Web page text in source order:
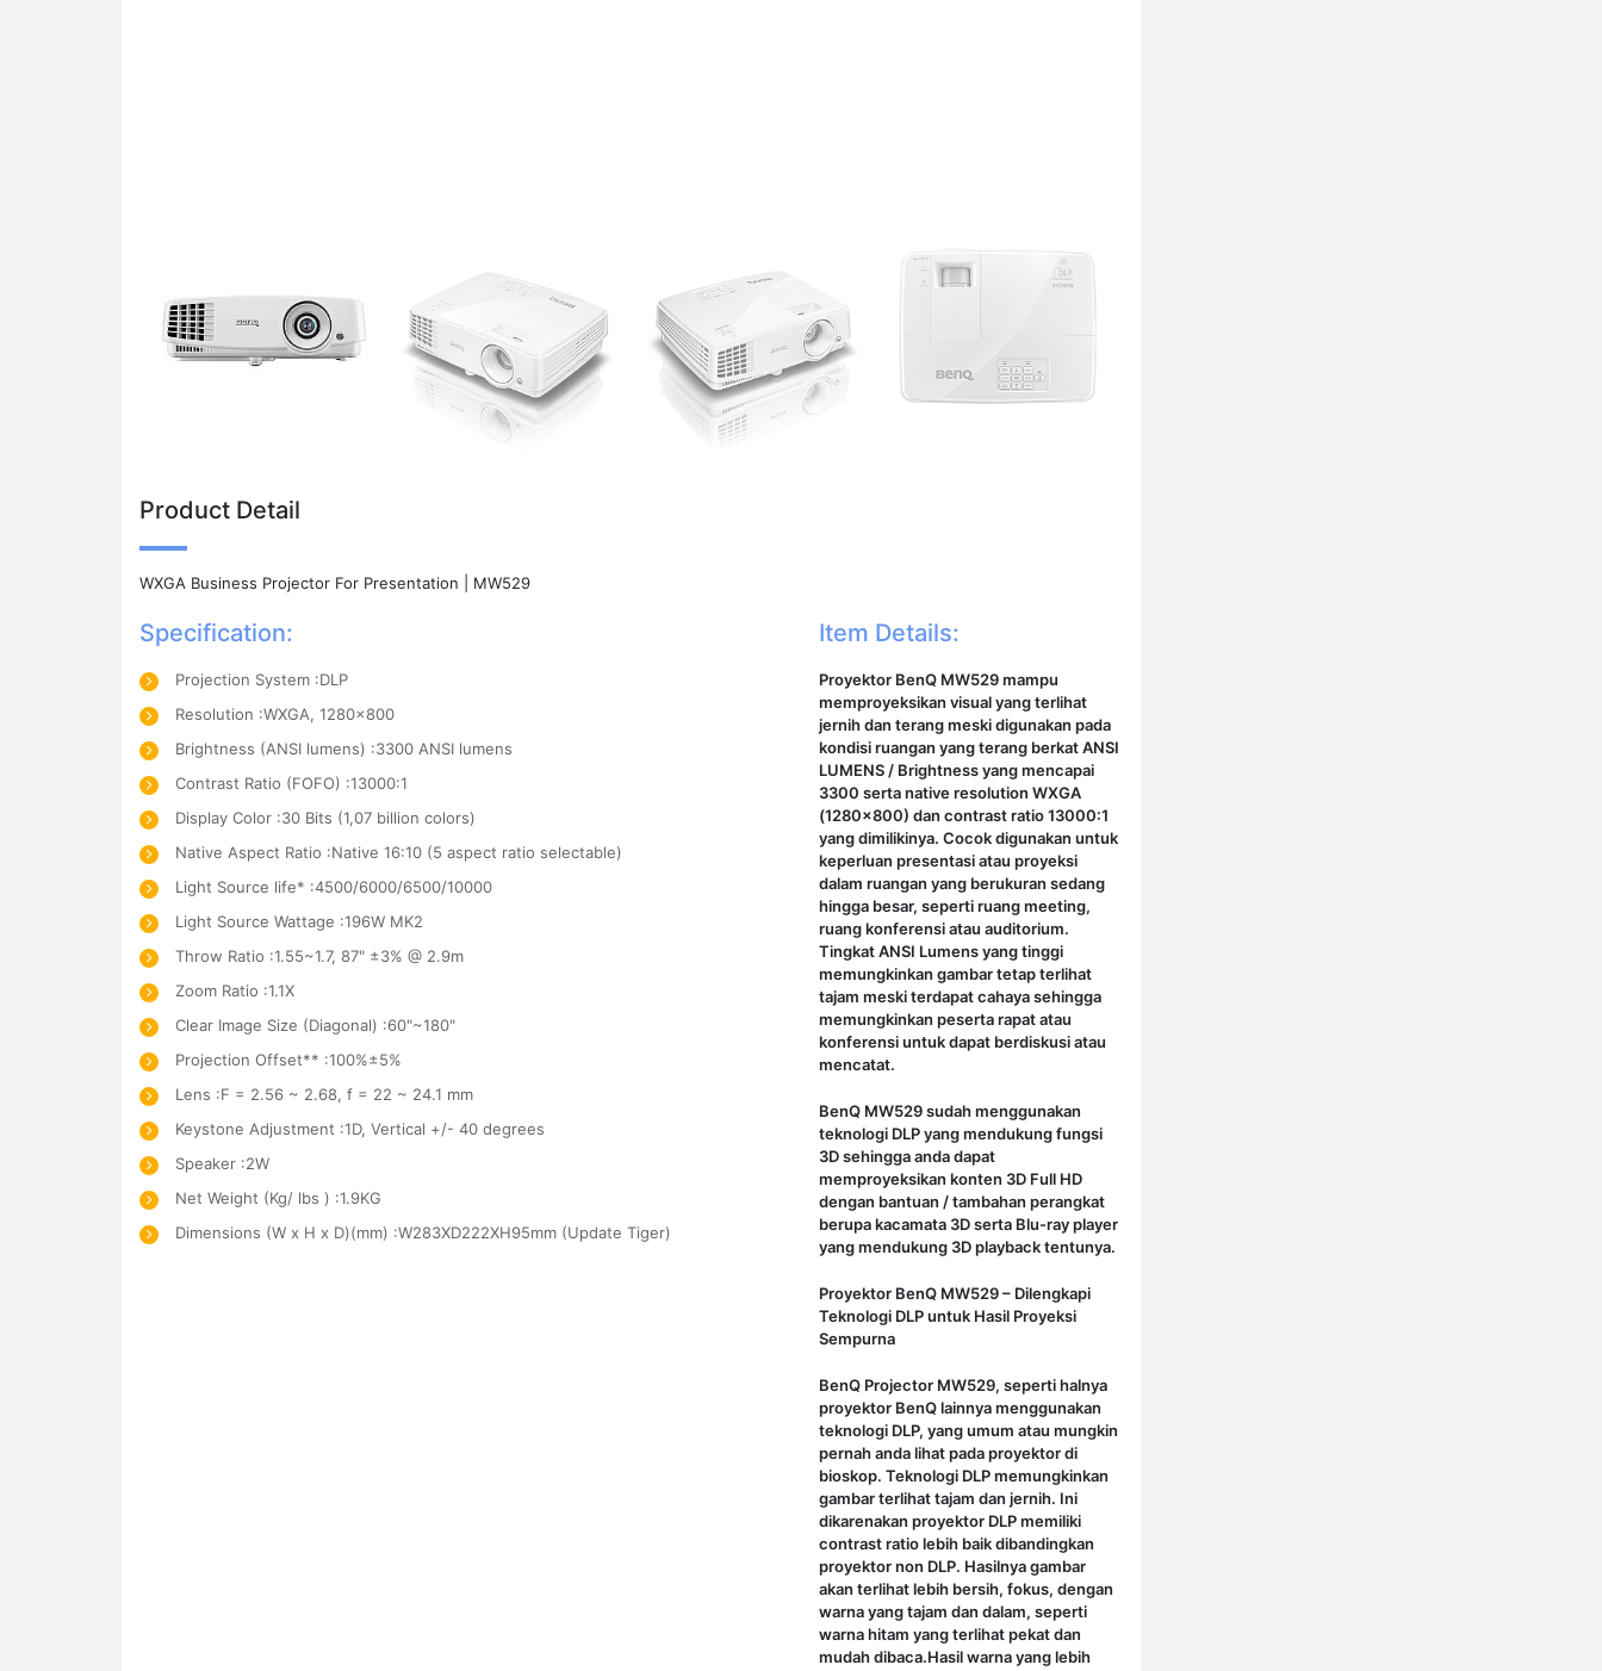
Product Detail
WXGA Business Projector For Presentation | MW529
Specification:
Projection System :DLP
Resolution :WXGA, 1280x800
Brightness (ANSI lumens) :3300 ANSI lumens
Contrast Ratio (FOFO) :13000:1
Display Color :30 Bits (1,07 billion colors)
Native Aspect Ratio :Native 16:10 (5 aspect ratio selectable)
Light Source life* :4500/6000/6500/10000
Light Source Wattage :196W MK2
Throw Ratio :1.55~1.7, 87" ±3% @ 2.9m
Zoom Ratio :1.1X
Clear Image Size (Diagonal) :60"~180"
Projection Offset** :100%±5%
Lens :F = 2.56 ~ 2.68, f = 22 ~ 24.1 mm
Keystone Adjustment :1D, Vertical +/- 40 degrees
Speaker :2W
Net Weight (Kg/ lbs ) :1.9KG
Dimensions (W x H x D)(mm) :W283XD222XH95mm (Update Tiger)
Item Details:
Proyektor BenQ MW529 mampu
memproyeksikan visual yang terlihat
jernih dan terang meski digunakan pada
kondisi ruangan yang terang berkat ANSI
LUMENS / Brightness yang mencapai
3300 serta native resolution WXGA
(1280x800) dan contrast ratio 13000:1
yang dimilikinya. Cocok digunakan untuk
keperluan presentasi atau proyeksi
dalam ruangan yang berukuran sedang
hingga besar, seperti ruang meeting,
ruang konferensi atau auditorium.
Tingkat ANSI Lumens yang tinggi
memungkinkan gambar tetap terlihat
tajam meski terdapat cahaya sehingga
memungkinkan peserta rapat atau
konferensi untuk dapat berdiskusi atau
mencatat.
BenQ MW529 sudah menggunakan
teknologi DLP yang mendukung fungsi
3D sehingga anda dapat
memproyeksikan konten 3D Full HD
dengan bantuan / tambahan perangkat
berupa kacamata 3D serta Blu-ray player
yang mendukung 3D playback tentunya.
Proyektor BenQ MW529 – Dilengkapi
Teknologi DLP untuk Hasil Proyeksi
Sempurna
BenQ Projector MW529, seperti halnya
proyektor BenQ lainnya menggunakan
teknologi DLP, yang umum atau mungkin
pernah anda lihat pada proyektor di
bioskop. Teknologi DLP memungkinkan
gambar terlihat tajam dan jernih. Ini
dikarenakan proyektor DLP memiliki
contrast ratio lebih baik dibandingkan
proyektor non DLP. Hasilnya gambar
akan terlihat lebih bersih, fokus, dengan
warna yang tajam dan dalam, seperti
warna hitam yang terlihat pekat dan
mudah dibaca.Hasil warna yang lebih